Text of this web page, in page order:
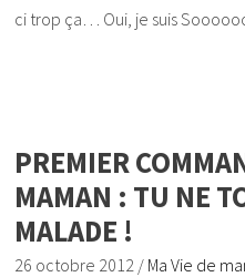
ci trop ça… Oui, je suis
PREMIER
MAMAN : TU NE
MALADE !
26 octobre 2012 / Ma Vie de